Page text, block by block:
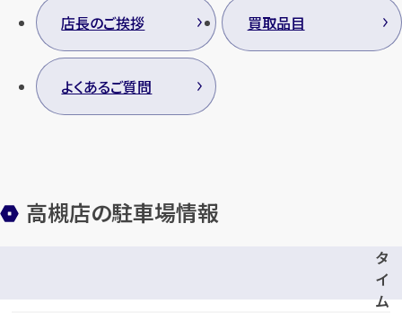
店長のご挨拶 買取品目
よくあるご質問
高槻店の駐車場情報
タ
イ
ム